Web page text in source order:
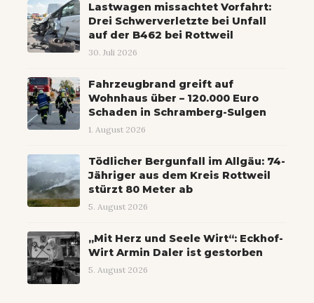
Lastwagen missachtet Vorfahrt:
Drei Schwerverletzte bei Unfall
auf der B462 bei Rottweil
30. Juli 2026
Fahrzeugbrand greift auf
Wohnhaus über – 120.000 Euro
Schaden in Schramberg-Sulgen
1. August 2026
Tödlicher Bergunfall im Allgäu: 74-
Jähriger aus dem Kreis Rottweil
stürzt 80 Meter ab
5. August 2026
„Mit Herz und Seele Wirt“: Eckhof-
Wirt Armin Daler ist gestorben
5. August 2026